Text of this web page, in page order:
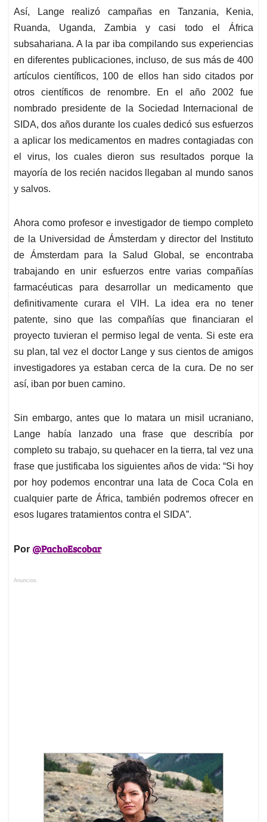
Así, Lange realizó campañas en Tanzania, Kenia,
Ruanda, Uganda, Zambia y casi todo el África
subsahariana. A la par iba compilando sus experiencias
en diferentes publicaciones, incluso, de sus más de 400
artículos científicos, 100 de ellos han sido citados por
otros científicos de renombre. En el año 2002 fue
nombrado presidente de la Sociedad Internacional de
SIDA, dos años durante los cuales dedicó sus esfuerzos
a aplicar los medicamentos en madres contagiadas con
el virus, los cuales dieron sus resultados porque la
mayoría de los recién nacidos llegaban al mundo sanos
y salvos.
Ahora como profesor e investigador de tiempo completo
de la Universidad de Ámsterdam y director del Instituto
de Ámsterdam para la Salud Global, se encontraba
trabajando en unir esfuerzos entre varias compañías
farmacéuticas para desarrollar un medicamento que
definitivamente curara el VIH. La idea era no tener
patente, sino que las compañías que financiaran el
proyecto tuvieran el permiso legal de venta. Si este era
su plan, tal vez el doctor Lange y sus cientos de amigos
investigadores ya estaban cerca de la cura. De no ser
así, iban por buen camino.
Sin embargo, antes que lo matara un misil ucraniano,
Lange había lanzado una frase que describía por
completo su trabajo, su quehacer en la tierra, tal vez una
frase que justificaba los siguientes años de vida: “Si hoy
por hoy podemos encontrar una lata de Coca Cola en
cualquier parte de África, también podremos ofrecer en
esos lugares tratamientos contra el SIDA”.
Por @PachoEscobar
Anuncios.